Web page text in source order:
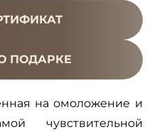
на омоложение и
чувствительной
ПОДАРКЕ